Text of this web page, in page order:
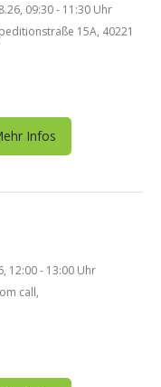
09:30 - 11:30 Uhr
15A, 40221
Infos
12:00 - 13:00 Uhr
call,